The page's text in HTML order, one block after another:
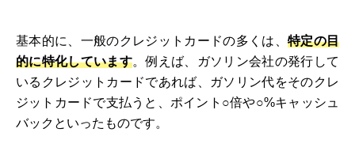
基本的に、一般のクレジットカードの多くは、 特定の目
的に特化しています。例えば、ガソリン会社の発行して
いるクレジットカードであれば、ガソリン代をそのクレ
ジットカードで支払うと、ポイント○倍や○%キャッシュ
バックといったものです。